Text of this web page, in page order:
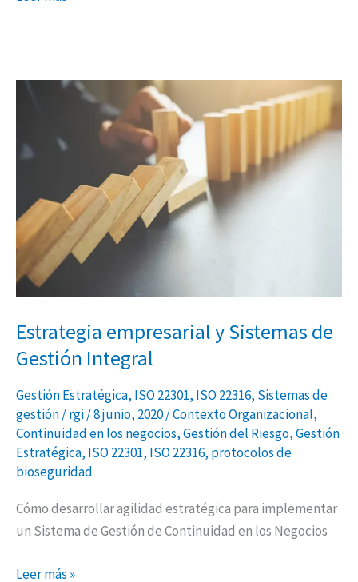
Estrategia empresarial y Sistemas de
Gestión Integral
Gestión Estratégica, ISO 22301, ISO 22316, Sistemas de
gestión/rgi/8 junio, 2020/Contexto Organizacional,
Continuidad en los negocios,Gestión del Riesgo,Gestión
Estratégica, ISO 22301, ISO 22316, protocolos de
bioseguridad
Cómo desarrollar agilidad estratégica para implementar
un Sistema de Gestión de Continuidad en los Negocios
Estrategia
Sistemas
Gestión
Integral
Leer más »